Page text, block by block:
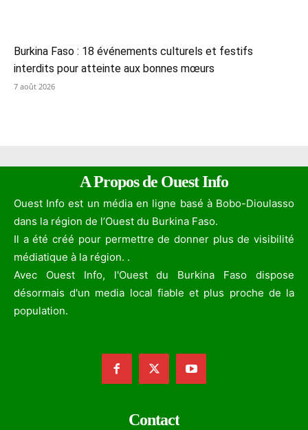
Burkina Faso : 18 événements culturels et festifs
interdits pour atteinte aux bonnes mœurs
7 août 2026
A Propos de Ouest Info
Ouest Info est un média en ligne basé à Bobo-Dioulasso
dans la région de l’Ouest du Burkina Faso.
Il a été créé pour permettre de donner plus de visibilité
médiatique à la région. .
Avec Ouest Info, l'Ouest du Burkina Faso dispose
désormais d'un media local fiable et plus proche de la
population.
Contact